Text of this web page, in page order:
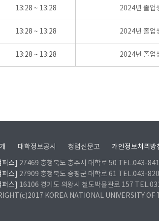
13:28 ~ 13:28 2024년 졸업
13:28 ~ 13:28 2024년 졸업
13:28 ~ 13:28 2024년 졸업
대학정보공시 청렴신문고 개인정보처리방
스]
27469 충청북도 충주시 대학로 50 TEL.043-
스]
27909 충청북도 증평군 대학로 61 TEL.043-
퍼스]
16106 경기도 의왕시 철도박물관로 157
KOREA NATIONAL UNIVERSITY